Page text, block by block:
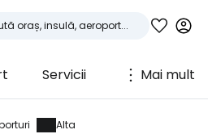
Servicii Mai mult
Alta
vă la